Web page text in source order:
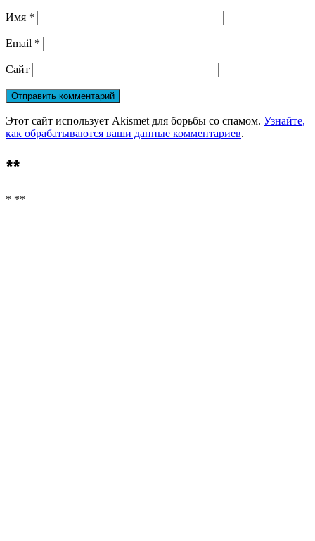
Имя *
Email *
Сайт
Этот сайт использует Akismet для борьбы со спамом. Узнайте,
как обрабатываются ваши данные комментариев.
**
* **